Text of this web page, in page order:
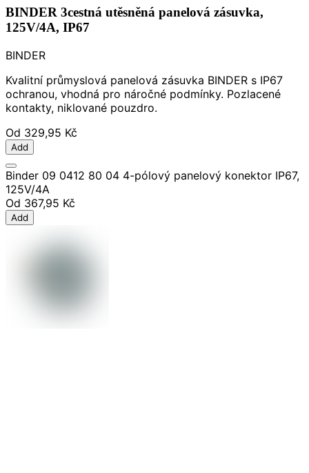
BINDER 3cestná utěsněná panelová zásuvka,
125V/4A, IP67
BINDER
Kvalitní průmyslová panelová zásuvka BINDER s IP67
ochranou, vhodná pro náročné podmínky. Pozlacené
kontakty, niklované pouzdro.
Od 329,95 Kč
Add
Binder 09 0412 80 04 4-pólový panelový konektor IP67,
125V/4A
Od 367,95 Kč
Add